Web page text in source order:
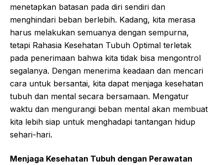
menetapkan batasan pada diri sendiri dan
menghindari beban berlebih. Kadang, kita merasa
harus melakukan semuanya dengan sempurna,
tetapi Rahasia Kesehatan Tubuh Optimal terletak
pada penerimaan bahwa kita tidak bisa mengontrol
segalanya. Dengan menerima keadaan dan mencari
cara untuk bersantai, kita dapat menjaga kesehatan
tubuh dan mental secara bersamaan. Mengatur
waktu dan mengurangi beban mental akan membuat
kita lebih siap untuk menghadapi tantangan hidup
sehari-hari.
Menjaga Kesehatan Tubuh dengan Perawatan